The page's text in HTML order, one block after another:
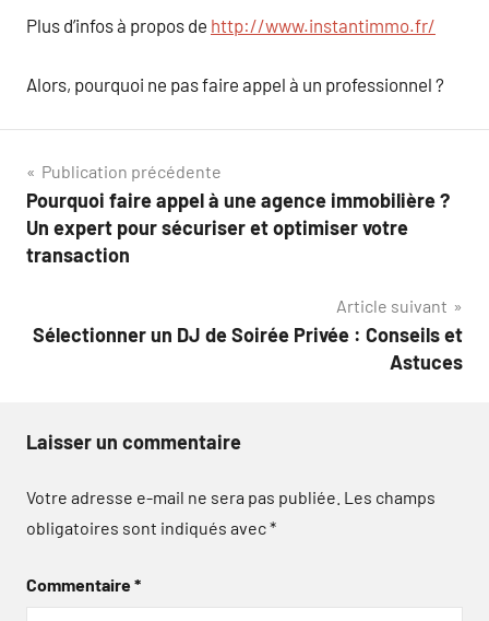
Plus d’infos à propos de http://www.instantimmo.fr/
Alors, pourquoi ne pas faire appel à un professionnel ?
Navigation
de
l’article
Publication précédente
Pourquoi faire appel à une agence immobilière ?
Un expert pour sécuriser et optimiser votre
transaction
Article suivant
Sélectionner un DJ de Soirée Privée : Conseils et
Astuces
Laisser un commentaire
Votre adresse e-mail ne sera pas publiée. Les champs
obligatoires sont indiqués avec*
Commentaire*